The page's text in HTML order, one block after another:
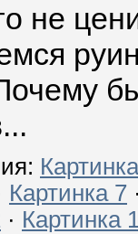
не
:
Картинка 7 ·
· Картинка